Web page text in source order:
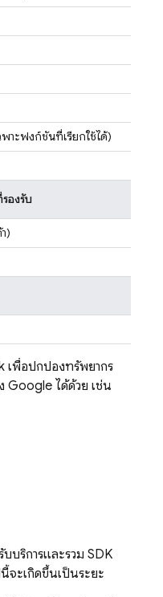
พาะฟังก์ชันที่เรียกใช้ได้)
องรับ
)
เพื่อปกป้องทรัพยากร
Google ได้ด้วย เช่น
บบริการและรวม SDK
จะเกิดขึ้นเป็นระยะ